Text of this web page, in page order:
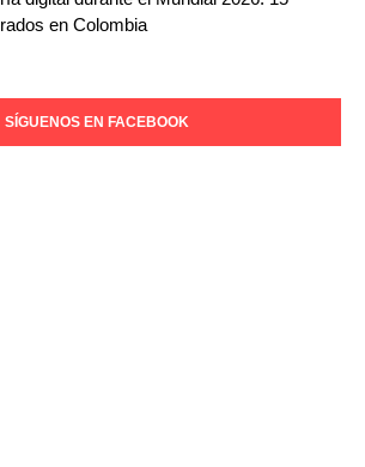
en Colombia
SÍGUENOS EN FACEBOOK